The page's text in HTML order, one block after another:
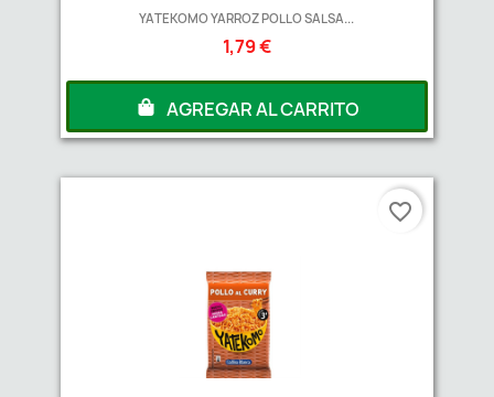
YATEKOMO YARROZ POLLO SALSA...
1,79 €
AGREGAR AL CARRITO
favorite_border